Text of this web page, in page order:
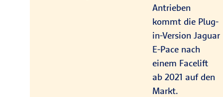
Antrieben
kommt die Plug-
in-Version Jaguar
E-Pace nach
einem Facelift
ab 2021 auf den
Markt.